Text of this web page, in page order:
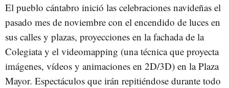
El pueblo cántabro inició las celebraciones navideñas el
pasado mes de noviembre con el encendido de luces en
sus calles y plazas, proyecciones en la fachada de la
Colegiata y el videomapping (una técnica que proyecta
imágenes, vídeos y animaciones en 2D/3D) en la Plaza
Mayor. Espectáculos que irán repitiéndose durante todo